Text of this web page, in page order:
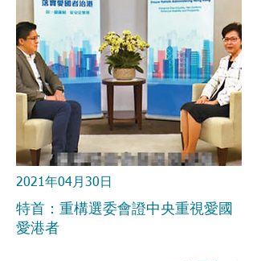
2021年04月30日
特首：重構選委會證中央重視愛國
愛港者